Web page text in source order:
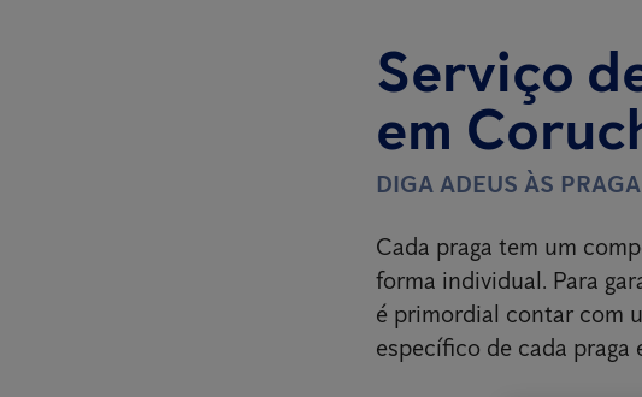
Serviço
em
DIGA ADEUS ÀS
Cada praga tem um
forma individual. Para
é primordial contar com
específico de cada